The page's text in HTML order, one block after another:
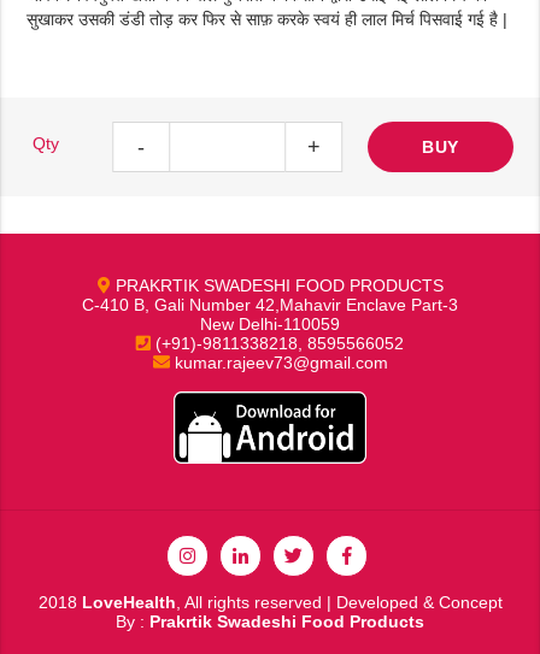
सुखाकर उसकी डंडी तोड़ कर फिर से साफ़ करके स्वयं ही लाल मिर्च पिसवाई गई है |
Qty +
- BUY
PRAKRTIK SWADESHI FOOD PRODUCTS
C-410 B, Gali Number 42,Mahavir Enclave Part-3
New Delhi-110059
(+91)-9811338218, 8595566052
kumar.rajeev73@gmail.com
2018 LoveHealth , All rights reserved | Developed & Concept
By : Prakrtik Swadeshi Food Products